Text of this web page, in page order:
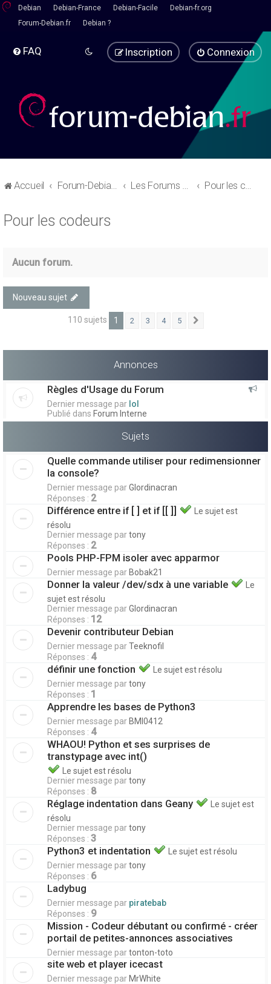
Debian Debian-France Debian-Facile
Debian-fr.org
Forum-Debian.fr
Debian ?
FAQ Connexion
Inscription
Accueil Forum-Debian.fr Les Forums d'aide Pour les codeurs
Pour les codeurs
Aucun forum.
Nouveau sujet
110 sujets 1 2 3 4 5
Annonces
Règles d'Usage du Forum
Dernier message par lol
Publié dans Forum Interne
Sujets
Quelle commande utiliser pour redimensionner
la console?
Dernier message parGlordinacran
Réponses : 2
Différence entre if [ ] et if [[ ]]
Le sujet est
résolu
Dernier message partony
Réponses : 2
Pools PHP-FPM isoler avec apparmor
Dernier message par Bobak21
Donner la valeur /dev/sdx à une variable
Le
sujet est résolu
Dernier message parGlordinacran
Réponses : 12
Devenir contributeur Debian
Dernier message parTeeknofil
Réponses : 4
définir une fonction
Le sujet est résolu
Dernier message partony
Réponses : 1
Apprendre les bases de Python3
Dernier message par BMI0412
Réponses : 4
WHAOU! Python et ses surprises de
transtypage avec int()
Le sujet est résolu
Dernier message partony
Réponses : 8
Réglage indentation dans Geany
Le sujet est
résolu
Dernier message partony
Réponses : 3
Python3 et indentation
Le sujet est résolu
Dernier message partony
Réponses : 6
Ladybug
Dernier message par piratebab
Réponses : 9
Mission - Codeur débutant ou confirmé - créer
portail de petites-annonces associatives
Dernier message partonton-toto
site web et player icecast
Dernier message par MrWhite